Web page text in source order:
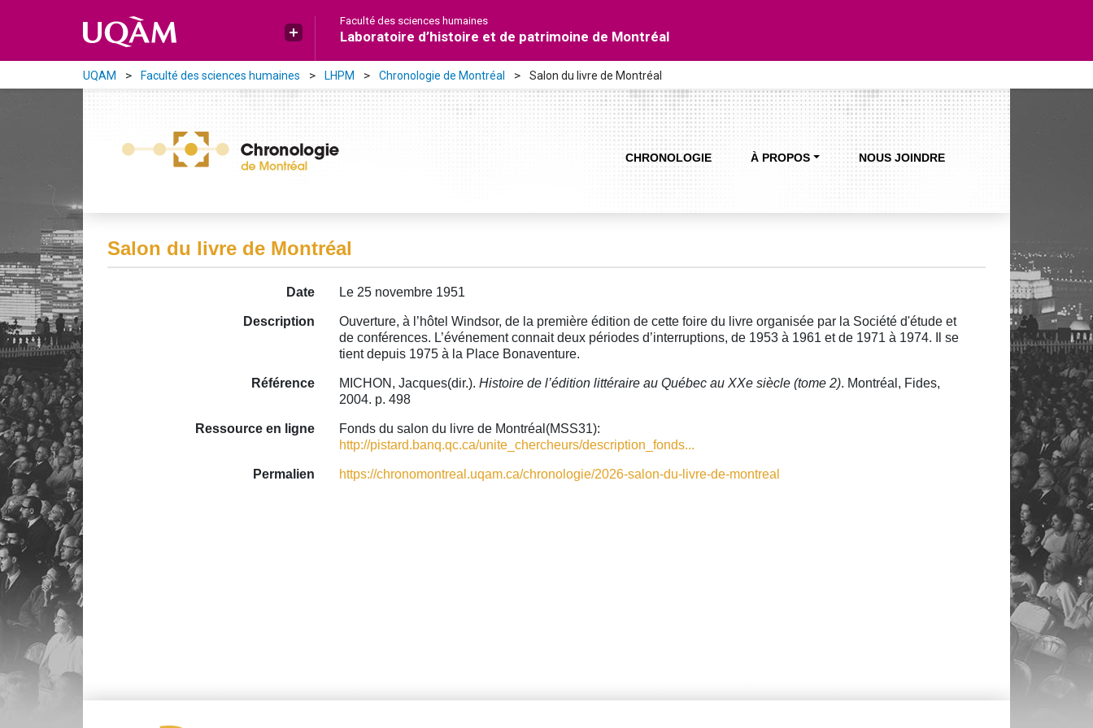
Faculté des sciences humaines
Laboratoire d’histoire et de patrimoine de Montréal
UQAM Faculté des sciences humaines LHPM Chronologie de Montréal Salon du livre de Montréal
CHRONOLOGIE À PROPOS NOUS JOINDRE
Salon du livre de Montréal
Date Le 25 novembre 1951
Description
Ouverture, à l’hôtel Windsor, de la première édition de cette foire du livre organisée par la Société d'étude et
de conférences. L’événement connait deux périodes d’interruptions, de 1953 à 1961 et de 1971 à 1974. Il se
tient depuis 1975 à la Place Bonaventure.
Référence MICHON, Jacques(dir.). Histoire de l’édition littéraire au Québec au XXe siècle (tome 2). Montréal, Fides,
2004. p. 498
Ressource en ligne
Fonds du salon du livre de Montréal(MSS31):
http://pistard.banq.qc.ca/unite_chercheurs/description_fonds...
Permalien https://chronomontreal.uqam.ca/chronologie/2026-salon-du-livre-de-montreal